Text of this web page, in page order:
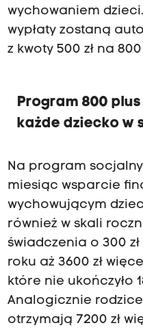
wychowaniem
wypłaty zostaną
z kwoty 500 zł na 800
Program 800 plus
każde dziecko w
Na program
miesiąc wsparcie
wychowującym
również w skali
świadczenia o 300
roku aż 3600 zł
które nie ukończyło
Analogicznie
otrzymają 7200 zł